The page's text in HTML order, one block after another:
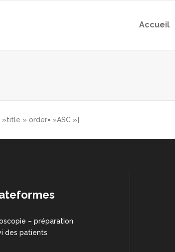
Accueil
»title » order= »ASC »]
– préparation
des patients